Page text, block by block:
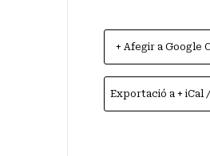
+ Afegir a Google
Exportació a + iCal